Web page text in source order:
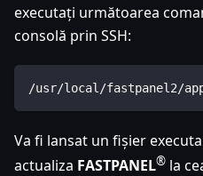
executați următoarea
consolă prin SSH:
/usr/local/fastpanel2/
Va fi lansat un fișier
actualiza FASTPANEL® la